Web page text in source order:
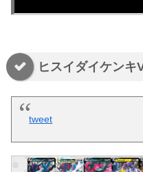
ヒスイダイケンキ
tweet